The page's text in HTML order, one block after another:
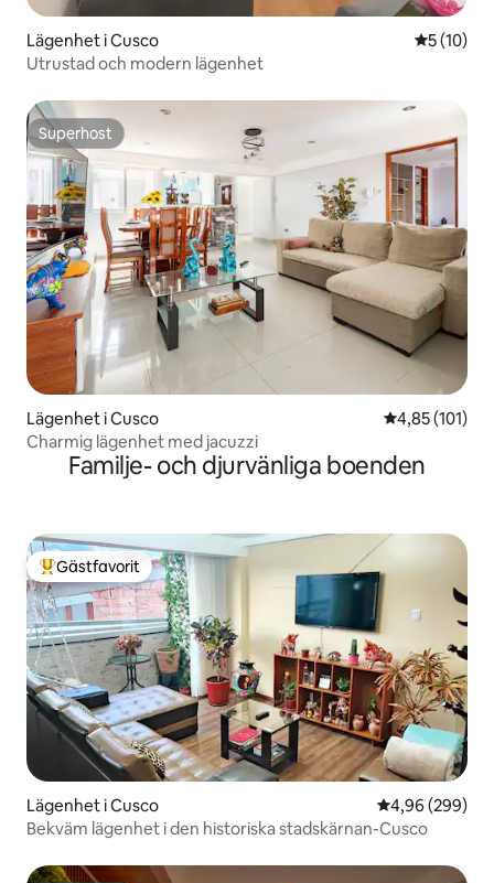
Lägenhet i Cusco 5 av 5 i
5 (10)
Utrustad och modern lägenhet
Superhost
Superhost
Lägenhet i Cusco 4,85 av 5 i
4,85 (101)
Charmig lägenhet med jacuzzi
Familje- och djurvänliga boenden
Populär gästfavorit
Gästfavorit
Lägenhet i Cusco 4,96 av 5 i
4,96 (299)
Bekväm lägenhet i den historiska stadskärnan-Cusco